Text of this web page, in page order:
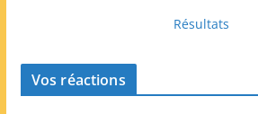
Résultats
Vos réactions